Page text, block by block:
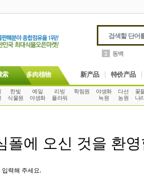
3 호야
索 多肉植物 新产品 特价产品
한빛
식물원
예일
야생화
리빙
플라워
학림원
야생화
녹원
다선
농원
꽃
나
폴에 오신 것을 환
력해 주세요.